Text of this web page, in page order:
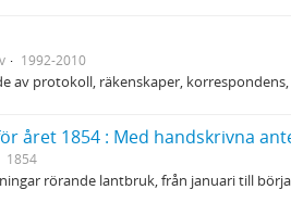
1992-2010
av protokoll, räkenskaper,
året 1854 : Med handskrivna
1854
rörande lantbruk, från januari till